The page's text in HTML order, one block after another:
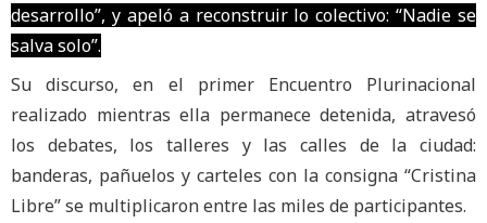
desarrollo”, y apeló a reconstruir lo colectivo: “Nadie se
salva solo”.
Su discurso, en el primer Encuentro Plurinacional
realizado mientras ella permanece detenida, atravesó
los debates, los talleres y las calles de la ciudad:
banderas, pañuelos y carteles con la consigna “Cristina
Libre” se multiplicaron entre las miles de participantes.